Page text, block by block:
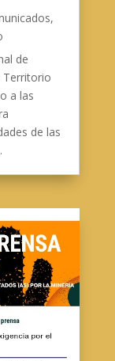
,
de
Territorio
a las
de las